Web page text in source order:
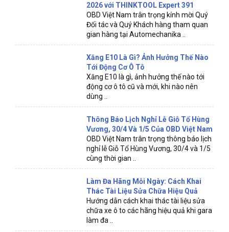
2026 với THINKTOOL Expert 391
OBD Việt Nam trân trọng kính mời Quý
Đối tác và Quý Khách hàng tham quan
gian hàng tại Automechanika ..
Xăng E10 Là Gì? Ảnh Hưởng Thế Nào
Tới Động Cơ Ô Tô
Xăng E10 là gì, ảnh hưởng thế nào tới
động cơ ô tô cũ và mới, khi nào nên
dùng ..
Thông Báo Lịch Nghỉ Lễ Giỗ Tổ Hùng
Vương, 30/4 Và 1/5 Của OBD Việt Nam
OBD Việt Nam trân trọng thông báo lịch
nghỉ lễ Giỗ Tổ Hùng Vương, 30/4 và 1/5
cùng thời gian ..
Làm Đa Hãng Mỗi Ngày: Cách Khai
Thác Tài Liệu Sửa Chữa Hiệu Quả
Hướng dẫn cách khai thác tài liệu sửa
chữa xe ô to các hãng hiệu quả khi gara
làm đa ..